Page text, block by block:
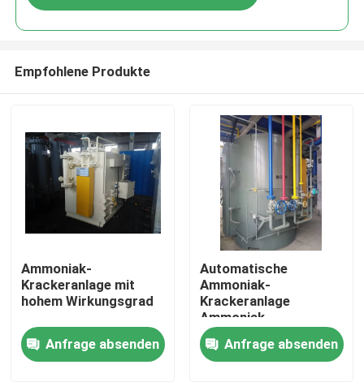
Produkte
Über uns
Empfohlene Produkte
Ammoniak-
Krackeranlage mit
hohem Wirkungsgrad
Anfrage absenden
Automatische
Ammoniak-
Krackeranlage
Ammoniak-
Krackeranlage
Niedriger Verbrauch
Anfrage absenden